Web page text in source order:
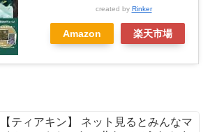
created by Rinker
Amazon 楽天市場
【ティアキン】 ネット見るとみんなマ